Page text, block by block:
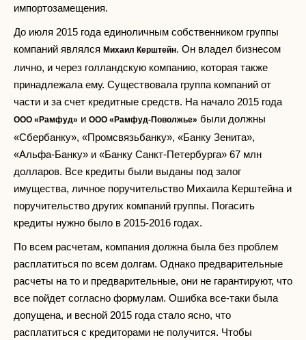
импортозамещения.
До июля 2015 года единоличным собственником группы
компаний являлся Михаил Керштейн. Он владел бизнесом
лично, и через голландскую компанию, которая также
принадлежала ему. Существовала группа компаний от
части и за счет кредитные средств. На начало 2015 года
ООО «Рамфуд» и ООО «Рамфуд-Поволжье» были должны
«Сбербанку», «Промсвязьбанку», «Банку Зенита»,
«Альфа-Банку» и «Банку Санкт-Петербурга» 67 млн
долларов. Все кредиты были выданы под залог
имущества, личное поручительство Михаила Керштейна и
поручительство других компаний группы. Погасить
кредиты нужно было в 2015-2016 годах.
По всем расчетам, компания должна была без проблем
расплатиться по всем долгам. Однако предварительные
расчеты на то и предварительные, они не гарантируют, что
все пойдет согласно формулам. Ошибка все-таки была
допущена, и весной 2015 года стало ясно, что
расплатиться с кредиторами не получится. Чтобы